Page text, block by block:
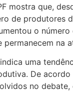
mostra que,
de produtores
o número
permanecem na
uma
De acordo
no